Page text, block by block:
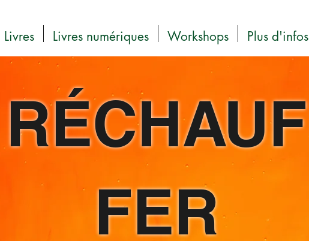
Livres Livres numériques Workshops Plus d'infos
RÉCHAUF
FER